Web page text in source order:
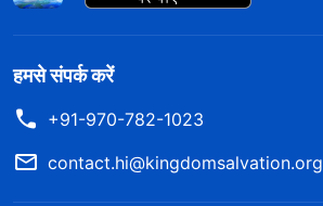
हमसे संपर्क करें
+91-970-782-1023
contact.hi@kingdomsalvation.org